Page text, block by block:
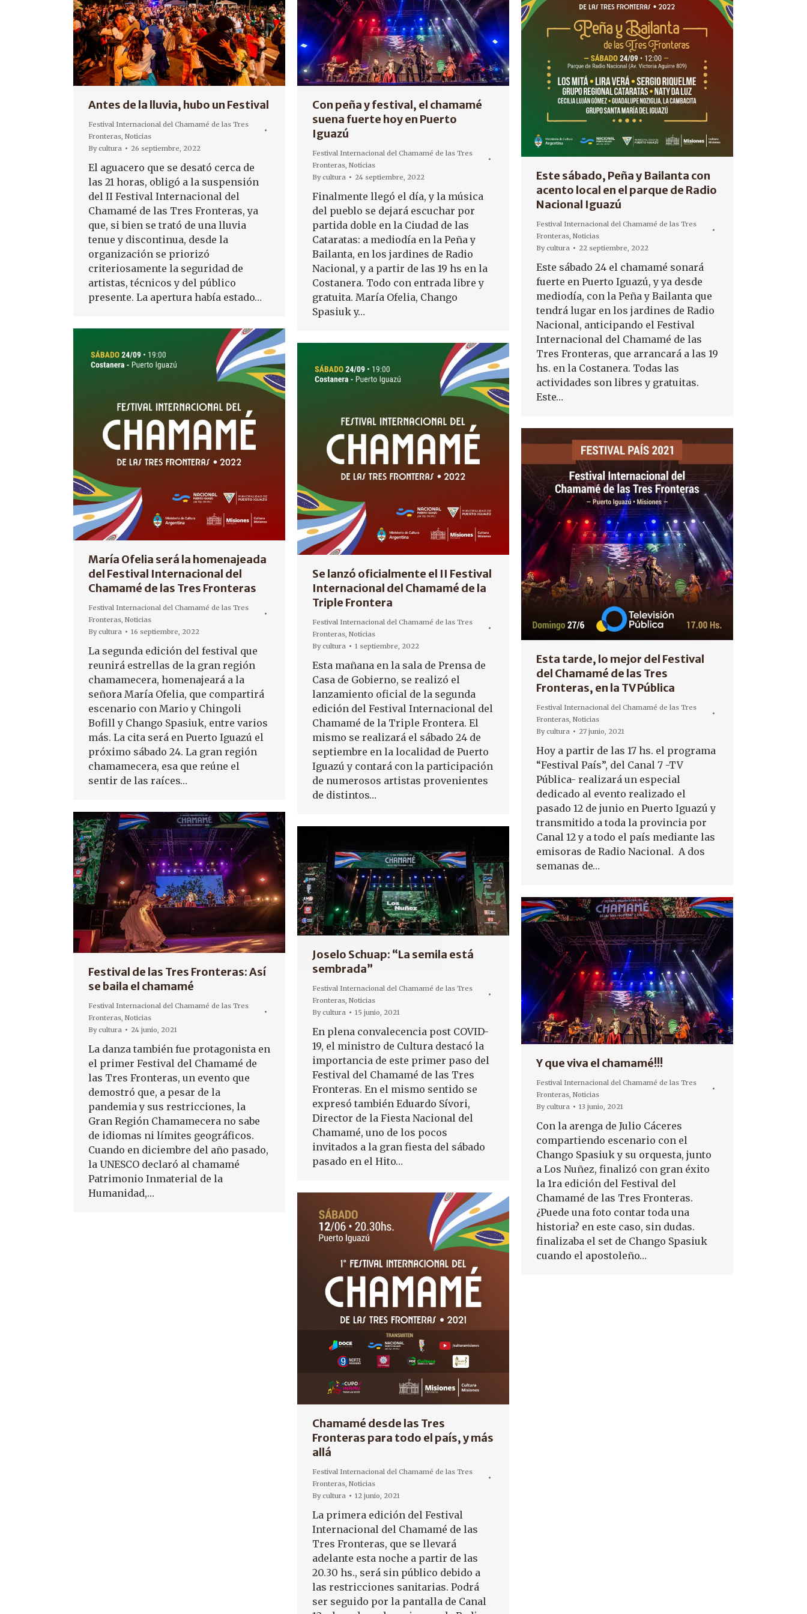
Antes de la lluvia, hubo un Festival
Festival Internacional del Chamamé de las Tres
Fronteras, Noticias
Bycultura 26 septiembre, 2022
El aguacero que se desató cerca de
las 21 horas, obligó a la suspensión
del II Festival Internacional del
Chamamé de las Tres Fronteras, ya
que, si bien se trató de una lluvia
tenue y discontinua, desde la
organización se priorizó
criteriosamente la seguridad de
artistas, técnicos y del público
presente. La apertura había estado…
Con peña y festival, el chamamé
suena fuerte hoy en Puerto
Iguazú
Festival Internacional del Chamamé de las Tres
Fronteras, Noticias
Bycultura 24 septiembre, 2022
Finalmente llegó el día, y la música
del pueblo se dejará escuchar por
partida doble en la Ciudad de las
Cataratas: a mediodía en la Peña y
Bailanta, en los jardines de Radio
Nacional, y a partir de las 19 hs en la
Costanera. Todo con entrada libre y
gratuita. María Ofelia, Chango
Spasiuk y…
Este sábado, Peña y Bailanta con
acento local en el parque de Radio
Nacional Iguazú
Festival Internacional del Chamamé de las Tres
Fronteras, Noticias
Bycultura 22 septiembre, 2022
Este sábado 24 el chamamé sonará
fuerte en Puerto Iguazú, y ya desde
mediodía, con la Peña y Bailanta que
tendrá lugar en los jardines de Radio
Nacional, anticipando el Festival
Internacional del Chamamé de las
Tres Fronteras, que arrancará a las 19
hs. en la Costanera. Todas las
actividades son libres y gratuitas.
Este…
María Ofelia será la homenajeada
del Festival Internacional del
Chamamé de las Tres Fronteras
Festival Internacional del Chamamé de las Tres
Fronteras, Noticias
Bycultura 16 septiembre, 2022
La segunda edición del festival que
reunirá estrellas de la gran región
chamamecera, homenajeará a la
señora María Ofelia, que compartirá
escenario con Mario y Chingoli
Bofill y Chango Spasiuk, entre varios
más. La cita será en Puerto Iguazú el
próximo sábado 24. La gran región
chamamecera, esa que reúne el
sentir de las raíces…
Se lanzó oficialmente el II Festival
Internacional del Chamamé de la
Triple Frontera
Festival Internacional del Chamamé de las Tres
Fronteras, Noticias
Bycultura 1 septiembre, 2022
Esta mañana en la sala de Prensa de
Casa de Gobierno, se realizó el
lanzamiento oficial de la segunda
edición del Festival Internacional del
Chamamé de la Triple Frontera. El
mismo se realizará el sábado 24 de
septiembre en la localidad de Puerto
Iguazú y contará con la participación
de numerosos artistas provenientes
de distintos…
Esta tarde, lo mejor del Festival
del Chamamé de las Tres
Fronteras, en la TV Pública
Festival Internacional del Chamamé de las Tres
Fronteras, Noticias
Bycultura 27 junio, 2021
Hoy a partir de las 17 hs. el programa
“Festival País”, del Canal 7 -TV
Pública- realizará un especial
dedicado al evento realizado el
pasado 12 de junio en Puerto Iguazú y
transmitido a toda la provincia por
Canal 12 y a todo el país mediante las
emisoras de Radio Nacional. A dos
semanas de…
Festival de las Tres Fronteras: Así
se baila el chamamé
Festival Internacional del Chamamé de las Tres
Fronteras, Noticias
Bycultura 24 junio, 2021
La danza también fue protagonista en
el primer Festival del Chamamé de
las Tres Fronteras, un evento que
demostró que, a pesar de la
pandemia y sus restricciones, la
Gran Región Chamamecera no sabe
de idiomas ni límites geográficos.
Cuando en diciembre del año pasado,
la UNESCO declaró al chamamé
Patrimonio Inmaterial de la
Humanidad,…
Joselo Schuap: “La semila está
sembrada”
Festival Internacional del Chamamé de las Tres
Fronteras Noticias
Bycultura 15 junio, 2021
En plena convalecencia post COVID-
19, el ministro de Cultura destacó la
importancia de este primer paso del
Festival del Chamamé de las Tres
Fronteras. En el mismo sentido se
expresó también Eduardo Sívori,
Director de la Fiesta Nacional del
Chamamé, uno de los pocos
invitados a la gran fiesta del sábado
pasado en el Hito…
Y que viva el chamamé!!!
Festival Internacional del Chamamé de las Tres
Fronteras, Noticias
Bycultura 13 junio, 2021
Con la arenga de Julio Cáceres
compartiendo escenario con el
Chango Spasiuk y su orquesta, junto
a Los Nuñez, finalizó con gran éxito
la 1ra edición del Festival del
Chamamé de las Tres Fronteras.
¿Puede una foto contar toda una
historia? en este caso, sin dudas.
finalizaba el set de Chango Spasiuk
cuando el apostoleño…
Chamamé desde las Tres
Fronteras para todo el país, y más
allá
Festival Internacional del Chamamé de las Tres
Fronteras, Noticias
Bycultura 12 junio, 2021
La primera edición del Festival
Internacional del Chamamé de las
Tres Fronteras, que se llevará
adelante esta noche a partir de las
20.30 hs., será sin público debido a
las restricciones sanitarias. Podrá
ser seguido por la pantalla de Canal